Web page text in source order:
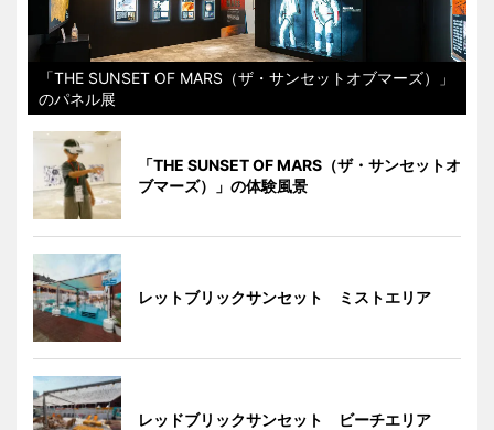
「THE SUNSET OF MARS（ザ・サンセットオブマーズ）」
のパネル展
「THE SUNSET OF MARS（ザ・サンセットオ
ブマーズ）」の体験風景
レットブリックサンセット ミストエリア
レッドブリックサンセット ビーチエリア